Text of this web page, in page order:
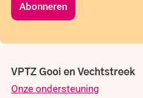
Abonneren
VPTZ Gooi en Vechtstreek
Onze ondersteuning